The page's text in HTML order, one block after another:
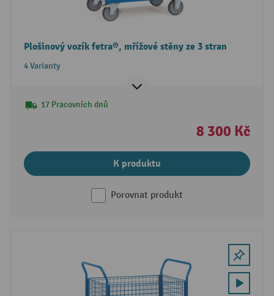
Plošinový vozík fetra®, mřížové stěny ze 3 stran
4 Varianty
17 Pracovních dnů
8 300 Kč
K produktu
Porovnat produkt